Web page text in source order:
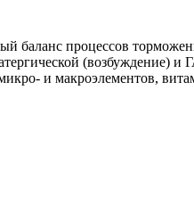
баланс процессов
и макроэлементов,